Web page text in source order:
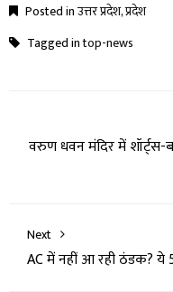
Posted inउत्तर प्रदेश,प्रदेश
Tagged intop-news
वरुण धवन मंदिर में शॉर्ट्स-
Next
AC में नहीं आ रही ठंडक?